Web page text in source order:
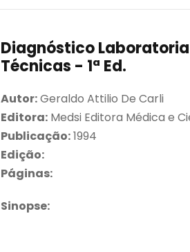
Diagnóstico
Técnicas - 1ª Ed.
Autor:Geraldo Attilio De Carli
Editora: Medsi Editora Médica e
Publicação:1994
Edição:
Páginas:
Sinopse: